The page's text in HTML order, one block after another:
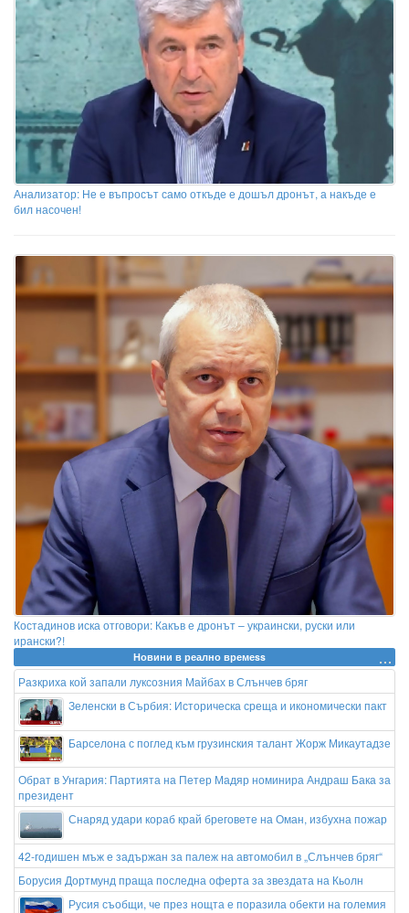
Анализатор: Не е въпросът само откъде е дошъл дронът, а накъде е
бил насочен!
Костадинов иска отговори: Какъв е дронът – украински, руски или
ирански?!
Новини в реално времеss
Разкриха кой запали луксозния Майбах в Слънчев бряг
Зеленски в Сърбия: Историческа среща и икономически пакт
Барселона с поглед към грузинския талант Жорж Микаутадзе
Обрат в Унгария: Партията на Петер Мадяр номинира Андраш Бака за
президент
Снаряд удари кораб край бреговете на Оман, избухна пожар
42-годишен мъж е задържан за палеж на автомобил в „Слънчев бряг“
Борусия Дортмунд праща последна оферта за звездата на Кьолн
Русия съобщи, че през нощта е поразила обекти на големия